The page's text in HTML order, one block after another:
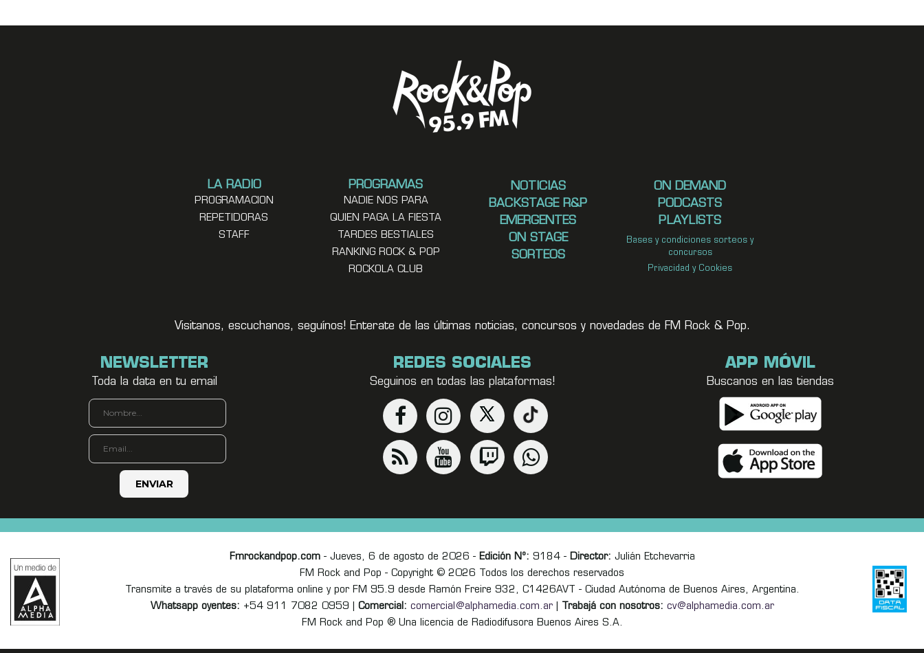
LA RADIO
PROGRAMACION
REPETIDORAS
STAFF
PROGRAMAS
NADIE NOS PARA
QUIEN PAGA LA FIESTA
TARDES BESTIALES
RANKING ROCK & POP
ROCKOLA CLUB
NOTICIAS
BACKSTAGE R&P
EMERGENTES
ON STAGE
SORTEOS
ON DEMAND
PODCASTS
PLAYLISTS
Bases y condiciones sorteos y
concursos
Privacidad y Cookies
Visitanos, escuchanos, seguínos! Enterate de las últimas noticias, concursos y novedades de FM Rock & Pop.
NEWSLETTER
Toda la data en tu email
REDES SOCIALES
Seguinos en todas las plataformas!
APP MÓVIL
Buscanos en las tiendas
Fmrockandpop.com- Jueves, 6 de agosto de 2026 - Edición Nº: 9184 - Director: Julián Etchevarria
FM Rock and Pop - Copyright © 2026 Todos los derechos reservados
Transmite a través de su plataforma online y por FM 95.9 desde Ramón Freire 932, C1426AVT - Ciudad Autónoma de Buenos Aires, Argentina.
Whatsapp oyentes: +54 911 7082 0959 | Comercial: comercial@alphamedia.com.ar| Trabajá con nosotros: cv@alphamedia.com.ar
FM Rock and Pop ® Una licencia de Radiodifusora Buenos Aires S.A.